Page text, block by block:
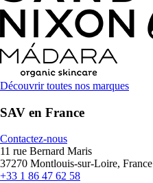
Découvrir toutes nos marques
SAV en France
Contactez-nous
11 rue Bernard Maris
37270 Montlouis-sur-Loire, France
+33 1 86 47 62 58